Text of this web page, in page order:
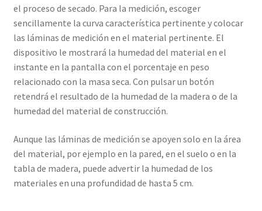
el proceso de secado. Para la medición, escoger
sencillamente la curva característica pertinente y colocar
las láminas de medición en el material pertinente. El
dispositivo le mostrará la humedad del material en el
instante en la pantalla con el porcentaje en peso
relacionado con la masa seca. Con pulsar un botón
retendrá el resultado de la humedad de la madera o de la
humedad del material de construcción.
Aunque las láminas de medición se apoyen solo en la área
del material, por ejemplo en la pared, en el suelo o en la
tabla de madera, puede advertir la humedad de los
materiales en una profundidad de hasta 5 cm.